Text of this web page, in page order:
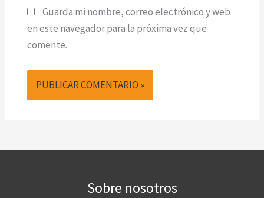
Guarda mi nombre, correo electrónico y web
en este navegador para la próxima vez que
comente.
Sobre nosotros